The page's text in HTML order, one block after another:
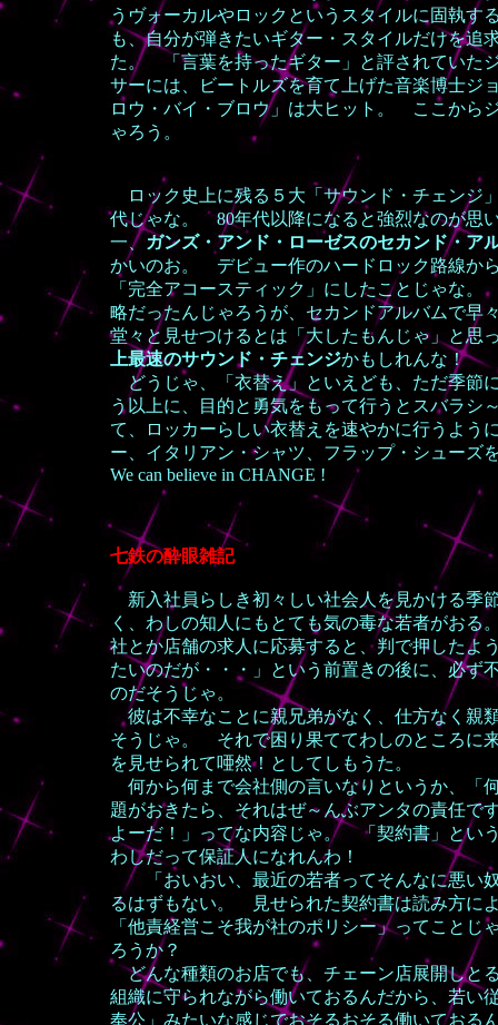
うヴォーカルやロックというスタイルに固執す
も、自分が弾きたいギター・スタイルだけを
た。 「言葉を持ったギター」と評されていた
サーには、ビートルズを育て上げた音楽博士ジ
ロウ・バイ・ブロウ」は大ヒット。 ここから
ゃろう。
ロック史上に残る５大「サウンド・チェンジ
代じゃな。 80年代以降になると強烈なのが思
一、 ガンズ・アンド・ローゼスのセカンド・ア
かいのお。 デビュー作のハードロック路線か
「完全アコースティック」にしたことじゃな
略だったんじゃろうが、セカンドアルバムで早
堂々と見せつけるとは「大したもんじゃ」と
上最速のサウンド・チェンジかもしれんな！
どうじゃ、「衣替え」といえども、ただ季節
う以上に、目的と勇気をもって行うとスバラ
て、ロッカーらしい衣替えを速やかに行うよ
ー、イタリアン・シャツ、フラップ・シュー
We can believe in CHANGE !
七鉄の酔眼雑記
新入社員らしき初々しい社会人を見かける季
く、わしの知人にもとても気の毒な若者がお
社とか店舗の求人に応募すると、判で押した
たいのだが・・・」という前置きの後に、必ず
のだそうじゃ。
彼は不幸なことに親兄弟がなく、仕方なく親
そうじゃ。 それで困り果ててわしのところに
を見せられて唖然！としてしもうた。
何から何まで会社側の言いなりというか、「
題がおきたら、それはぜ～んぶアンタの責任で
よーだ！」ってな内容じゃ。 「契約書」とい
わしだって保証人になれんわ！
「おいおい、最近の若者ってそんなに悪い奴
るはずもない。 見せられた契約書は読み方に
「他責経営こそ我が社のポリシー」ってこと
ろうか？
どんな種類のお店でも、チェーン店展開しと
組織に守られながら働いておるんだから、若い
奉公」みたいな感じでおそるおそる働いてお